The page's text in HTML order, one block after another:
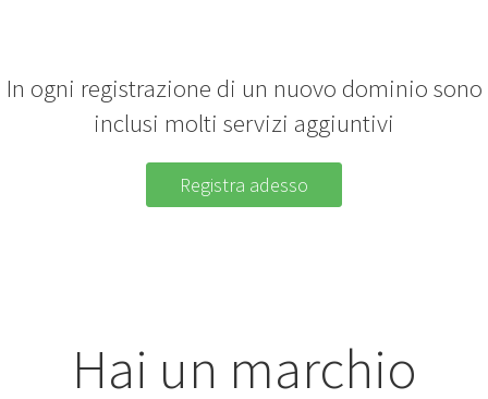
In ogni registrazione di un nuovo dominio sono
inclusi molti servizi aggiuntivi
Registra adesso
Hai un marchio